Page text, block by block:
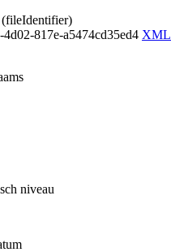
(fileIdentifier)
817e-a5474cd35ed4 XML
niveau